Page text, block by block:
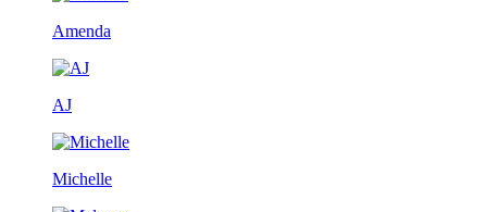
Amenda
AJ
Michelle